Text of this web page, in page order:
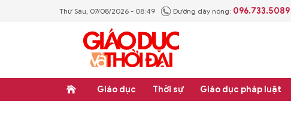
Thứ Sáu, 07/08/2026 - 08:49 Đường dây nóng: 096.733.5089
Giáo dục Thời sự Giáo dục pháp luật